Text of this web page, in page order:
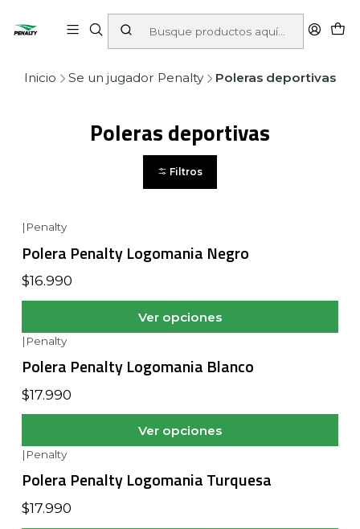
Inicio Se un jugador Penalty Poleras deportivas
Poleras deportivas
Filtros
| Penalty
Polera Penalty Logomania Negro
$16.990
Ver opciones
| Penalty
Polera Penalty Logomania Blanco
$17.990
Ver opciones
| Penalty
Polera Penalty Logomania Turquesa
$17.990